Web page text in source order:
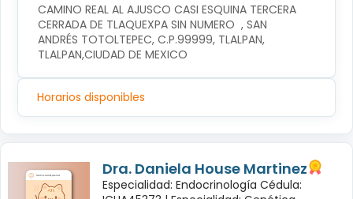
CAMINO REAL AL AJUSCO CASI ESQUINA TERCERA
CERRADA DE TLAQUEXPA SIN NUMERO  , SAN
ANDRÉS TOTOLTEPEC, C.P.99999, TLALPAN,
TLALPAN,CIUDAD DE MEXICO
Horarios disponibles
Dra. Daniela House Martinez
Especialidad: Endocrinología Cédula: